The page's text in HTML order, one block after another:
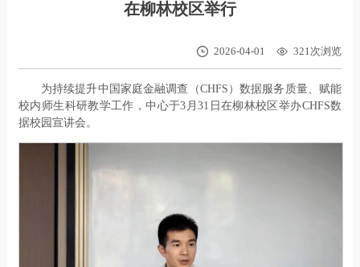
在柳林校区举行
2026-04-01 321 次浏览
为持续提升中国家庭金融调查（CHFS）数据服务质量、赋能
校内师生科研教学工作，中心于3月31日在柳林校区举办CHFS数
据校园宣讲会。